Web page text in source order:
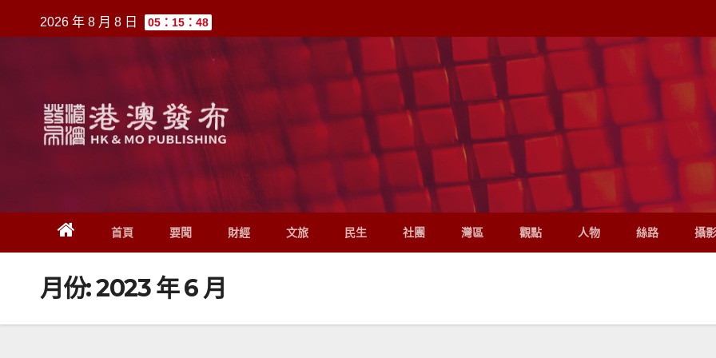
至
2026 年 8 月 8 日 05：15：48
首頁 要聞 財經 文旅 民生 社團 灣區 觀點 人物 絲路 攝
月份:2023 年 6 月